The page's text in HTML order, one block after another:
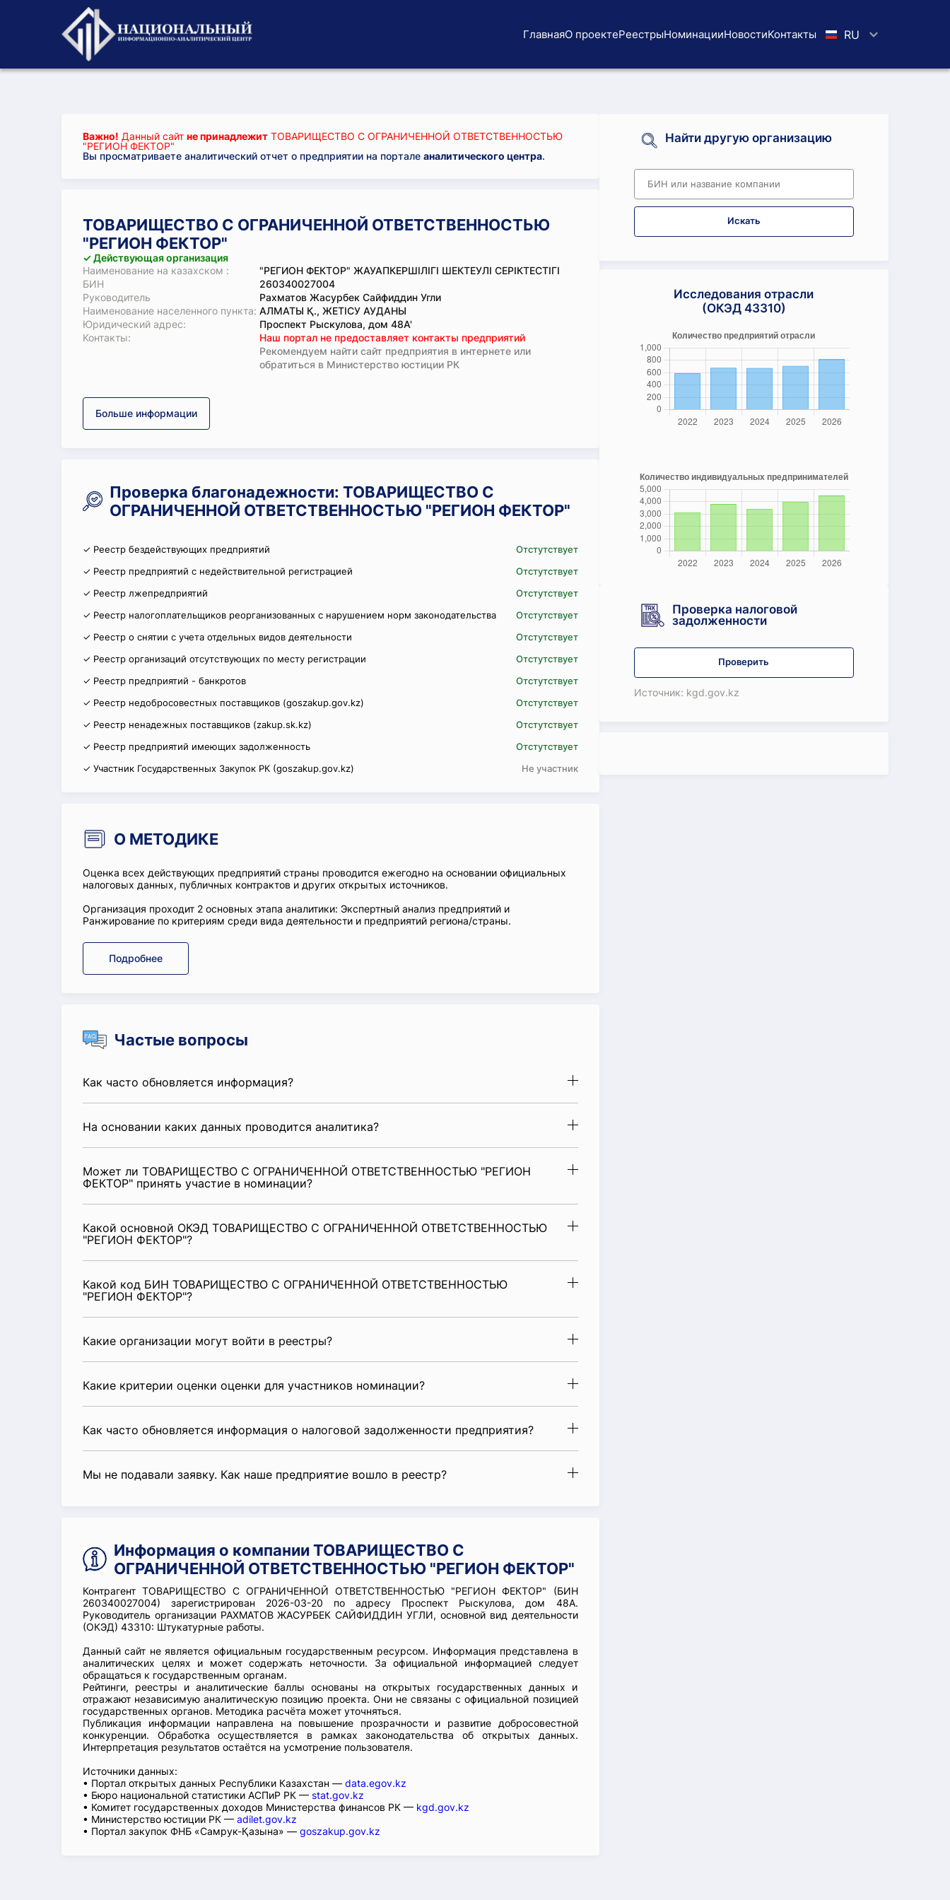
ГлавнаяО проектеРеестрыНоминацииНовостиKoнтaкты RU
Важно! Данный сайт не принадлежит ТОВАРИЩЕСТВО С ОГРАНИЧЕННОЙ ОТВЕТСТВЕННОСТЬЮ
"РЕГИОН ФЕКТОР"
Вы просматриваете аналитический отчет о предприятии на портале аналитического центра.
ТОВАРИЩЕСТВО С ОГРАНИЧЕННОЙ ОТВЕТСТВЕННОСТЬЮ
"РЕГИОН ФЕКТОР"
✓ Действующая организация
Наименование на казахском :
"РЕГИОН ФЕКТОР" ЖАУАПКЕРШІЛІГІ ШЕКТЕУЛІ СЕРІКТЕСТІГІ
БИН
260340027004
Руководитель
Рахматов Жасурбек Сайфиддин Угли
Наименование населенного пункта: АЛМАТЫ Қ., ЖЕТІСУ АУДАНЫ
Юридический адрес:
Проспект Рыскулова, дом 48А'
Koнтaкты:
Наш портал не предоставляет контакты предприятий
Рекомендуем найти сайт предприятия в интернете или
обратиться в Министерство юстиции РК
Больше информации
Проверка благонадежности: ТОВАРИЩЕСТВО С
ОГРАНИЧЕННОЙ ОТВЕТСТВЕННОСТЬЮ "РЕГИОН ФЕКТОР"
✓ Реестр бездействующих предприятий
Отстутствует
✓ Реестр предприятий с недействительной регистрацией
Отстутствует
✓ Реестр лжепредприятий
Отстутствует
✓ Реестр налогоплательщиков реорганизованных с нарушением норм законодательства
Отстутствует
✓ Реестр о снятии с учета отдельных видов деятельности
Отстутствует
✓ Реестр организаций отсутствующих по месту регистрации
Отстутствует
✓ Реестр предприятий - банкротов
Отстутствует
✓ Реестр недобросовестных поставщиков (goszakup.gov.kz)
Отстутствует
✓ Реестр ненадежных поставщиков (zakup.sk.kz)
Отстутствует
✓ Реестр предприятий имеющих задолженность
Отстутствует
✓ Участник Государственных Закупок РК (goszakup.gov.kz)
Не участник
О МЕТОДИКЕ
Оценка всех действующих предприятий страны проводится ежегодно на основании официальных
налоговых данных, публичных контрактов и других открытых источников.
Организация проходит 2 основных этапа аналитики: Экспертный анализ предприятий и
Ранжирование по критериям среди вида деятельности и предприятий региона/страны.
Подробнее
Частые вопросы
Как часто обновляется информация?
На основании каких данных проводится аналитика?
Может ли ТОВАРИЩЕСТВО С ОГРАНИЧЕННОЙ ОТВЕТСТВЕННОСТЬЮ "РЕГИОН
ФЕКТОР" принять участие в номинации?
Какой основной ОКЭД ТОВАРИЩЕСТВО С ОГРАНИЧЕННОЙ ОТВЕТСТВЕННОСТЬЮ
"РЕГИОН ФЕКТОР"?
Какой код БИН ТОВАРИЩЕСТВО С ОГРАНИЧЕННОЙ ОТВЕТСТВЕННОСТЬЮ
"РЕГИОН ФЕКТОР"?
Какие организации могут войти в реестры?
Какие критерии оценки оценки для участников номинации?
Как часто обновляется информация о налоговой задолженности предприятия?
Мы не подавали заявку. Как наше предприятие вошло в реестр?
Информация о компании ТОВАРИЩЕСТВО С
ОГРАНИЧЕННОЙ ОТВЕТСТВЕННОСТЬЮ "РЕГИОН ФЕКТОР"
Контрагент ТОВАРИЩЕСТВО С ОГРАНИЧЕННОЙ ОТВЕТСТВЕННОСТЬЮ "РЕГИОН ФЕКТОР" (БИН
260340027004) зарегистрирован 2026-03-20 по адресу Проспект Рыскулова, дом 48А.
Руководитель организации РАХМАТОВ ЖАСУРБЕК САЙФИДДИН УГЛИ, основной вид деятельности
(ОКЭД) 43310: Штукатурные работы.
Данный сайт не является официальным государственным ресурсом. Информация представлена в
аналитических целях и может содержать неточности. За официальной информацией следует
обращаться к государственным органам.
Рейтинги, реестры и аналитические баллы основаны на открытых государственных данных и
отражают независимую аналитическую позицию проекта. Они не связаны с официальной позицией
государственных органов. Методика расчёта может уточняться.
Публикация информации направлена на повышение прозрачности и развитие добросовестной
конкуренции. Обработка осуществляется в рамках законодательства об открытых данных.
Интерпретация результатов остаётся на усмотрение пользователя.
Источники данных:
• Портал открытых данных Республики Казахстан — data.egov.kz
• Бюро национальной статистики АСПиР РК — stat.gov.kz
• Комитет государственных доходов Министерства финансов РК — kgd.gov.kz
• Министерство юстиции РК — adilet.gov.kz
• Портал закупок ФНБ «Самрук-Қазына» — goszakup.gov.kz
Найти другую организацию
Искать
Исследования отрасли
(ОКЭД 43310)
Проверка налоговой
задолженности
Проверить
Источник: kgd.gov.kz